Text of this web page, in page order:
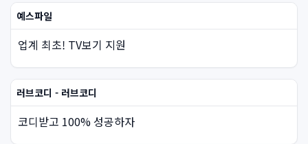
예스파일
업계 최초! TV보기 지원
러브코디 - 러브코디
코디받고 100% 성공하자